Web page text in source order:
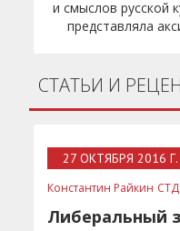
и смыслов русской
представляла
СТАТЬИ И
27 ОКТЯБРЯ 2016 Г.
Константин Райкин СТД
Либеральный